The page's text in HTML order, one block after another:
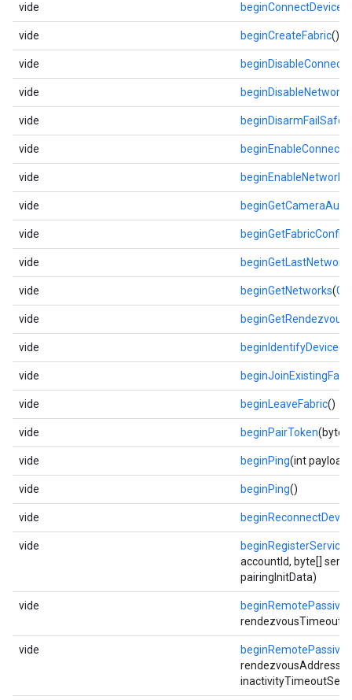
vide beginConnectDevice
vide beginCreateFabric()
vide
vide beginDisableNetwork
vide beginDisarmFailSafe
vide
vide beginEnableNetwork
vide
vide beginGetFabricConfig
vide
vide beginGetNetworks(
vide
vide beginIdentifyDevice()
vide
vide beginLeaveFabric()
vide beginPairToken(byte[]
vide beginPing(int
vide beginPing()
vide
vide
accountId, byte[]
pairingInitData)
vide
vide
rendezvousAddress,
inactivityTimeoutSec)